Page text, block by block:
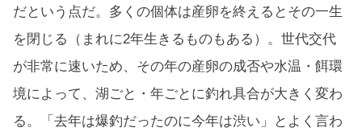
だという点だ。多くの個体は産卵を終えるとその一生
を閉じる（まれに2年生きるものもある）。世代交代
が非常に速いため、その年の産卵の成否や水温・餌環
境によって、湖ごと・年ごとに釣れ具合が大きく変わ
る。「去年は爆釣だったのに今年は渋い」とよく言わ